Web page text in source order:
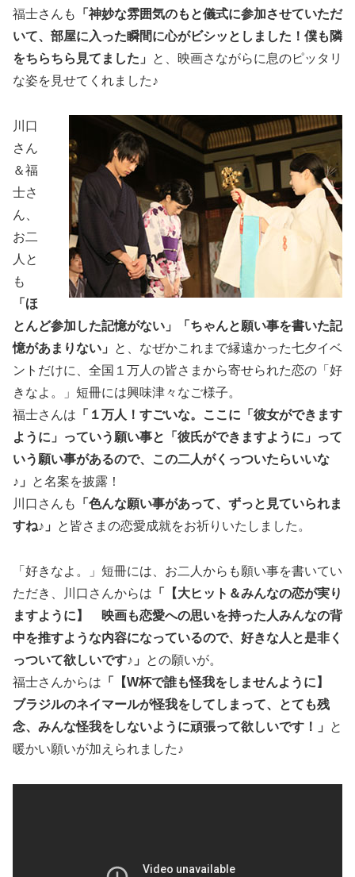
福士さんも
「神妙な雰囲気のもと儀式に参加させていただ
いて、部屋に入った瞬間に心がビシッとしました！僕も隣
をちらちら見てました」
と、映画さながらに息のピッタリ
な姿を見せてくれました♪
川口
さん
＆福
士さ
ん、
お二
人と
も
「ほ
とんど参加した記憶がない」「ちゃんと願い事を書いた記
憶があまりない」
と、なぜかこれまで縁遠かった七夕イベ
ントだけに、全国１万人の皆さまから寄せられた恋の「好
きなよ。」短冊には興味津々なご様子。
福士さんは 「１万人！すごいな。ここに「彼女ができます
ように」っていう願い事と「彼氏ができますように」って
いう願い事があるので、この二人がくっついたらいいな
♪」
と名案を披露！
川口さんも
「色んな願い事があって、ずっと見ていられま
すね♪」
と皆さまの恋愛成就をお祈りいたしました。
「好きなよ。」短冊には、お二人からも願い事を書いてい
ただき、川口さんからは 「【大ヒット＆みんなの恋が実り
ますように】 映画も恋愛への思いを持った人みんなの背
中を推すような内容になっているので、好きな人と是非く
っついて欲しいです♪」
との願いが。
福士さんからは 「【W杯で誰も怪我をしませんように】
ブラジルのネイマールが怪我をしてしまって、とても残
念、みんな怪我をしないように頑張って欲しいです！」
と
暖かい願いが加えられました♪